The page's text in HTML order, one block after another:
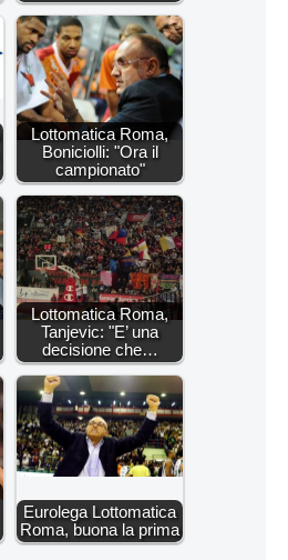
Lottomatica Roma,
Boniciolli: "Ora il
campionato"
Lottomatica Roma,
Tanjevic: "E’ una
decisione che…
Eurolega Lottomatica
Roma, buona la prima